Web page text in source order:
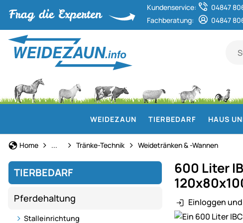
Kundenservice:
04847
Fachberatung:
04847
WEIDEZAUN TIERBEDARF HAUS
Home Pferdehaltung
... Tränke-Technik Weidetränken & -Wannen
TIERBEDARF
Pferdehaltung
Stalleinrichtung
600 Liter
Einloggen
Produktgalerie